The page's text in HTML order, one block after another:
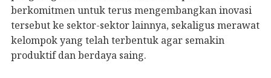
berkomitmen untuk terus mengembangkan inovasi
tersebut ke sektor-sektor lainnya, sekaligus merawat
kelompok yang telah terbentuk agar semakin
produktif dan berdaya saing.